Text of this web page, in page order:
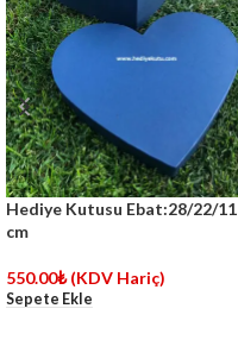
Hediye Kutusu Ebat:28/22/11
cm
550.00₺ (KDV Hariç)
Sepete Ekle